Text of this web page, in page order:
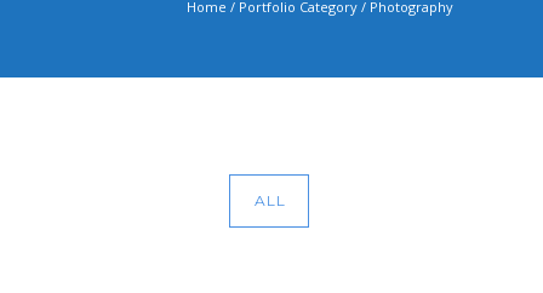
Home / Portfolio Category / Photography
ALL